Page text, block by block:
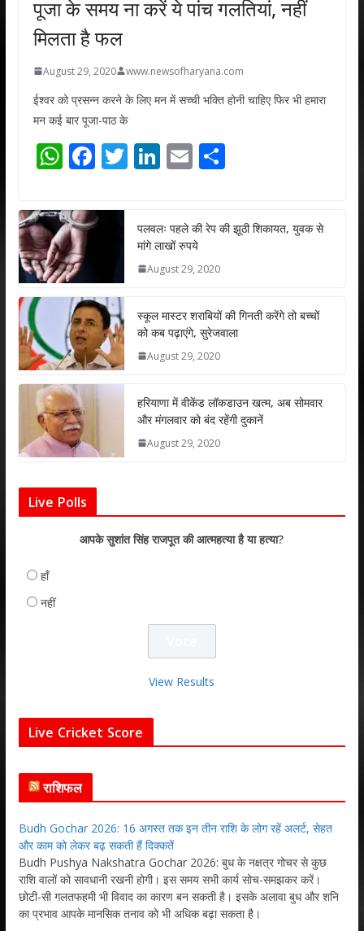
पूजा के समय ना करें ये पांच गलतियां, नहीं
मिलता है फल
August 29, 2020 www.newsofharyana.com
ईश्वर को प्रसन्न करने के लिए मन में सच्ची भक्ति होनी चाहिए फिर भी हमारा
मन कई बार पूजा-पाठ के
W
at
s
A
p
p
F
e
b
o
k
T
er
Li
e
dI
n
E
l
S
e
पलवलः पहले की रेप की झूठी शिकायत, युवक से
मांगे लाखों रुपये
August 29, 2020
स्कूल मास्टर शराबियों की गिनती करेंगे तो बच्चों
को कब पढ़ाएंगे, सुरेजवाला
August 29, 2020
हरियाणा में वीकेंड लॉकडाउन खत्म, अब सोमवार
और मंगलवार को बंद रहेंगी दुकानें
August 29, 2020
Live Polls
आपके सुशांत सिंह राजपूत की आत्महत्या है या हत्या?
हाँ
नहीं
View Results
Live Cricket Score
राशिफल
Budh Gochar 2026: 16 अगस्त तक इन तीन राशि के लोग रहें अलर्ट, सेहत
और काम को लेकर बढ़ सकती हैं दिक्कतें
Budh Pushya Nakshatra Gochar 2026: बुध के नक्षत्र गोचर से कुछ
राशि वालों को सावधानी रखनी होगी। इस समय सभी कार्य सोच-समझकर करें।
छोटी-सी गलतफहमी भी विवाद का कारण बन सकती है। इसके अलावा बुध और शनि
का प्रभाव आपके मानसिक तनाव को भी अधिक बढ़ा सकता है।